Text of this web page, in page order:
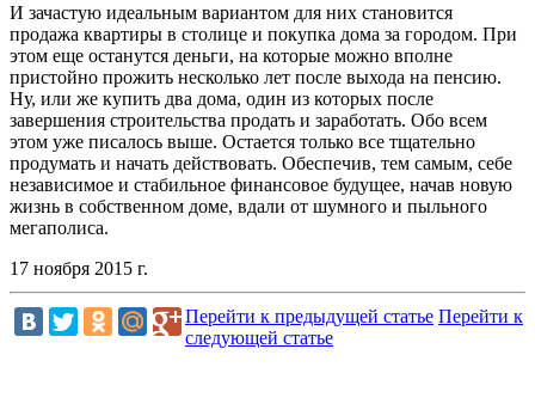
И зачастую идеальным вариантом для них становится
продажа квартиры в столице и покупка дома за городом. При
этом еще останутся деньги, на которые можно вполне
пристойно прожить несколько лет после выхода на пенсию.
Ну, или же купить два дома, один из которых после
завершения строительства продать и заработать. Обо всем
этом уже писалось выше. Остается только все тщательно
продумать и начать действовать. Обеспечив, тем самым, себе
независимое и стабильное финансовое будущее, начав новую
жизнь в собственном доме, вдали от шумного и пыльного
мегаполиса.
17 ноября 2015 г.
Перейти к предыдущей статье Перейти к
следующей статье